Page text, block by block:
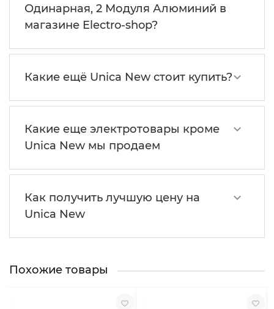
Одинарная, 2 Модуля Алюминий в
магазине Electro-shop?
Какие ещё Unica New стоит купить?
Какие еще электротовары кроме
Unica New мы продаем
Как получить лучшую цену на
Unica New
Похожие товары